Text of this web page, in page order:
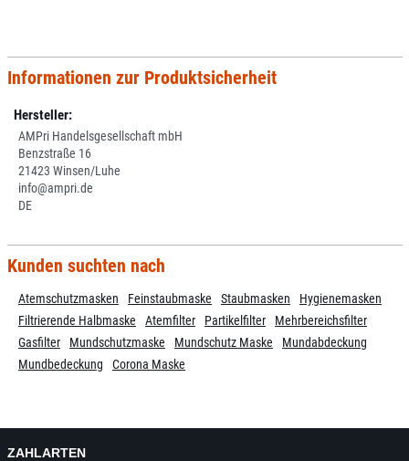
Informationen zur Produktsicherheit
Hersteller:
AMPri Handelsgesellschaft mbH
Benzstraße 16
21423 Winsen/Luhe
info@ampri.de
DE
Kunden suchten nach
Atemschutzmasken Feinstaubmaske Staubmasken
Hygienemasken
Filtrierende Halbmaske
Atemfilter Partikelfilter
Mehrbereichsfilter
Gasfilter
Mundschutzmaske Mundschutz Maske
Mundabdeckung
Mundbedeckung
Corona Maske
ZAHLARTEN